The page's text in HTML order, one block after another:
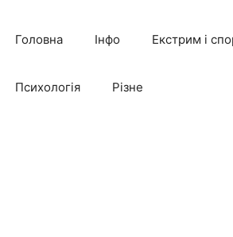
Головна Інфо Екстрим і
Психологія Різне